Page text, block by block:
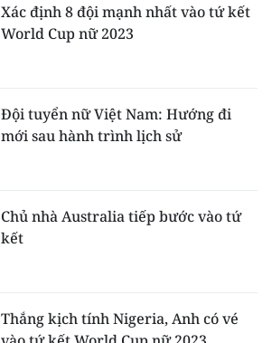
Xác định 8 đội mạnh nhất vào tứ kết
World Cup nữ 2023
Đội tuyển nữ Việt Nam: Hướng đi
mới sau hành trình lịch sử
Chủ nhà Australia tiếp bước vào tứ
kết
Thắng kịch tính Nigeria, Anh có vé